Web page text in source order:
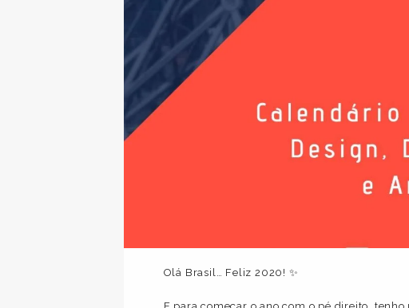
Olá Brasil… Feliz 2020! ✨